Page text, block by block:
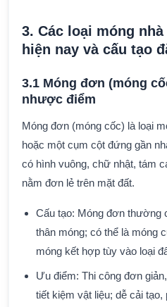
3. Các loại móng
hiện nay và cấu tạo
3.1 Móng đơn (móng
nhược điểm
Móng đơn (móng cốc) là loại
hoặc một cụm cột đứng gần
có hình vuông, chữ nhật, tám
nằm đơn lẻ trên mặt đất.
Cấu tạo: Móng đơn thường
thân móng; có thể là móng
móng kết hợp tùy vào loại
Ưu điểm: Thi công đơn
tiết kiệm vật liệu; dễ cải